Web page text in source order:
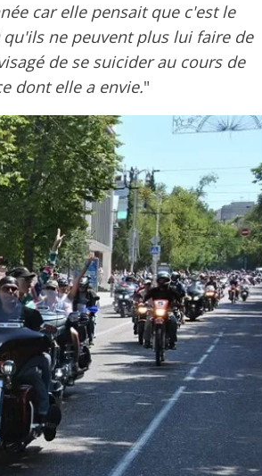
car elle pensait que c'est le
ne peuvent plus lui faire de
de se suicider au cours de
dont elle a envie."